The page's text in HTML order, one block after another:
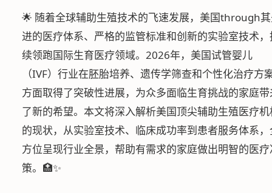
🌟 随着全球辅助生殖技术的飞速发展，美国through
进的医疗体系、严格的监管标准和创新的实验室技术
续领跑国际生育医疗领域。2026年，美国试管婴儿
（IVF）行业在胚胎培养、遗传学筛查和个性化治疗方
方面取得了突破性进展，为众多面临生育挑战的家庭
了新的希望。本文将深入解析美国顶尖辅助生殖医疗
的现状，从实验室技术、临床成功率到患者服务体系
方位呈现行业全景，帮助有需求的家庭做出明智的医
策。🏥✨